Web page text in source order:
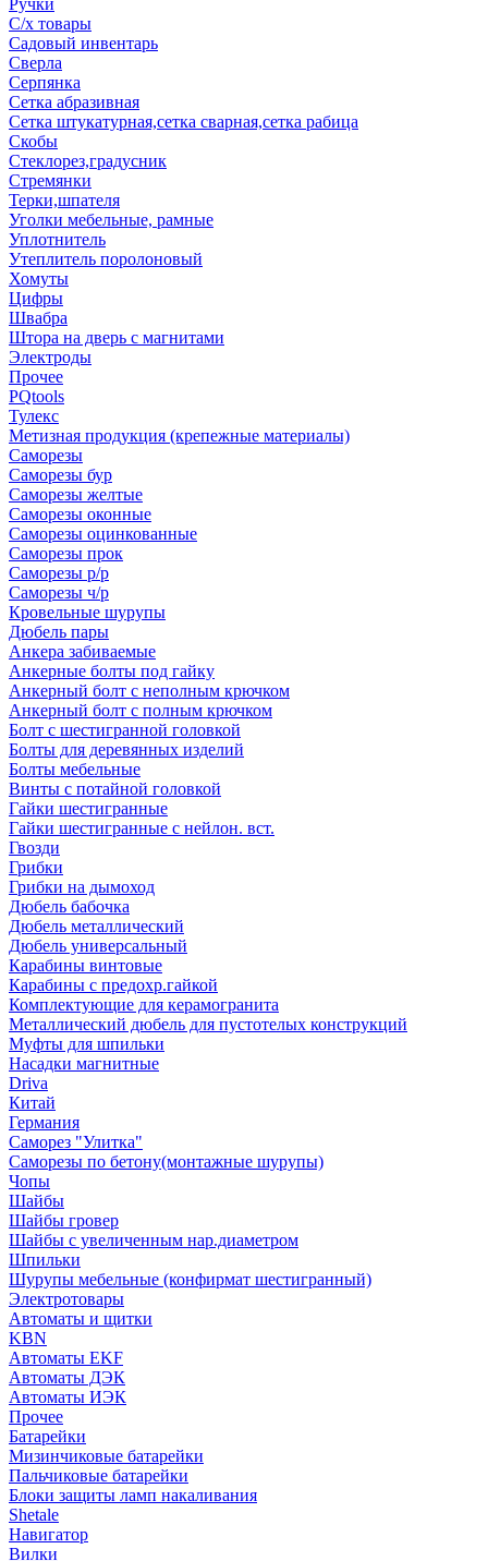
Ручки
С/х товары
Садовый инвентарь
Сверла
Серпянка
Сетка абразивная
Сетка штукатурная,сетка сварная,сетка рабица
Скобы
Стеклорез,градусник
Стремянки
Терки,шпателя
Уголки мебельные, рамные
Уплотнитель
Утеплитель поролоновый
Хомуты
Цифры
Швабра
Штора на дверь с магнитами
Электроды
Прочее
PQtools
Тулекс
Метизная продукция (крепежные материалы)
Саморезы
Саморезы бур
Саморезы желтые
Саморезы оконные
Саморезы оцинкованные
Саморезы прок
Саморезы р/р
Саморезы ч/р
Кровельные шурупы
Дюбель пары
Анкера забиваемые
Анкерные болты под гайку
Анкерный болт с неполным крючком
Анкерный болт с полным крючком
Болт с шестигранной головкой
Болты для деревянных изделий
Болты мебельные
Винты с потайной головкой
Гайки шестигранные
Гайки шестигранные с нейлон. вст.
Гвозди
Грибки
Грибки на дымоход
Дюбель бабочка
Дюбель металлический
Дюбель универсальный
Карабины винтовые
Карабины с предохр.гайкой
Комплектующие для керамогранита
Металлический дюбель для пустотелых конструкций
Муфты для шпильки
Насадки магнитные
Driva
Китай
Германия
Саморез "Улитка"
Саморезы по бетону(монтажные шурупы)
Чопы
Шайбы
Шайбы гровер
Шайбы с увеличенным нар.диаметром
Шпильки
Шурупы мебельные (конфирмат шестигранный)
Электротовары
Автоматы и щитки
KBN
Автоматы EKF
Автоматы ДЭК
Автоматы ИЭК
Прочее
Батарейки
Мизинчиковые батарейки
Пальчиковые батарейки
Блоки защиты ламп накаливания
Shetale
Навигатор
Вилки